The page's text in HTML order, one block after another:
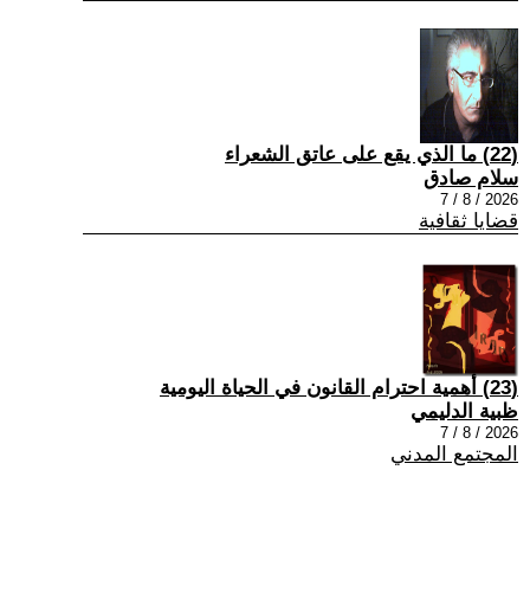
(22) ما الذي يقع على عاتق الشعراء
سلام صادق
2026 / 8 / 7
قضايا ثقافية
(23) أهمية احترام القانون في الحياة اليومية
ظبية الدليمي
2026 / 8 / 7
المجتمع المدني